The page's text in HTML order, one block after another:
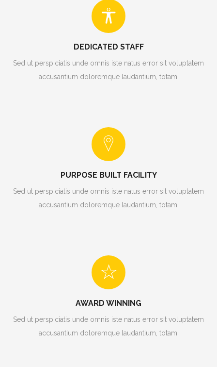
DEDICATED STAFF
Sed ut perspiciatis unde omnis iste natus error sit voluptatem
accusantium doloremque laudantium, totam.
PURPOSE BUILT FACILITY
Sed ut perspiciatis unde omnis iste natus error sit voluptatem
accusantium doloremque laudantium, totam.
AWARD WINNING
Sed ut perspiciatis unde omnis iste natus error sit voluptatem
accusantium doloremque laudantium, totam.